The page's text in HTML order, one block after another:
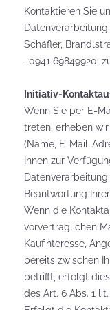
Kontaktieren Sie
Datenverarbeitung
Schäfler,
0941 69849920,
Initiativ-
Wenn Sie per E-
treten, erheben
(Name, E-Mail-
Ihnen zur
Beantwortung
Wenn die
vorvertraglichen
Kaufinteresse,
bereits zwischen
betrifft, erfolgt
des Art. 6 Abs. 1